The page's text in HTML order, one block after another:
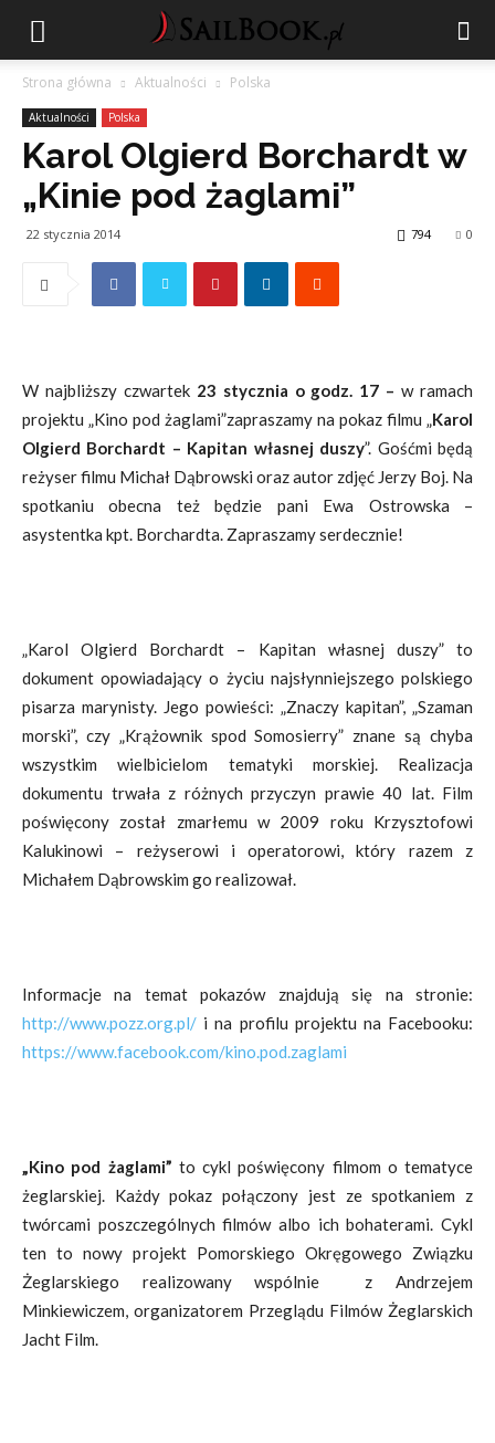
Strona główna Aktualności Polska
Aktualności Polska
Karol Olgierd Borchardt w
„Kinie pod żaglami”
22 stycznia 2014 0
794
W najbliższy czwartek 23 stycznia o godz. 17 –w ramach
projektu „Kino pod żaglami”zapraszamy na pokaz filmu „Karol
Olgierd Borchardt – Kapitan własnej duszy”. Gośćmi będą
reżyser filmu Michał Dąbrowski oraz autor zdjęć Jerzy Boj. Na
spotkaniu obecna też będzie pani Ewa Ostrowska –
asystentka kpt. Borchardta. Zapraszamy serdecznie!
„Karol Olgierd Borchardt – Kapitan własnej duszy” to
dokument opowiadający o życiu najsłynniejszego polskiego
pisarza marynisty. Jego powieści: „Znaczy kapitan”, „Szaman
morski”, czy „Krążownik spod Somosierry” znane są chyba
wszystkim wielbicielom tematyki morskiej. Realizacja
dokumentu trwała z różnych przyczyn prawie 40 lat. Film
poświęcony został zmarłemu w 2009 roku Krzysztofowi
Kalukinowi – reżyserowi i operatorowi, który razem z
Michałem Dąbrowskim go realizował.
Informacje na temat pokazów znajdują się na stronie:
http://www.pozz.org.pl/ i na profilu projektu na Facebooku:
https://www.facebook.com/kino.pod.zaglami
„Kino pod żaglami” to cykl poświęcony filmom o tematyce
żeglarskiej. Każdy pokaz połączony jest ze spotkaniem z
twórcami poszczególnych filmów albo ich bohaterami. Cykl
ten to nowy projekt Pomorskiego Okręgowego Związku
Żeglarskiego realizowany wspólnie z Andrzejem
Minkiewiczem, organizatorem Przeglądu Filmów Żeglarskich
Jacht Film.